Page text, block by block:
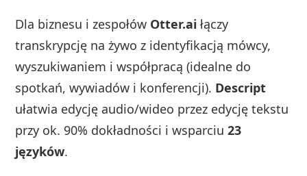
Dla biznesu i zespołów Otter.ai łączy
transkrypcję na żywo z identyfikacją mówcy,
wyszukiwaniem i współpracą (idealne do
spotkań, wywiadów i konferencji). Descript
ułatwia edycję audio/wideo przez edycję tekstu
przy ok. 90% dokładności i wsparciu23
języków.